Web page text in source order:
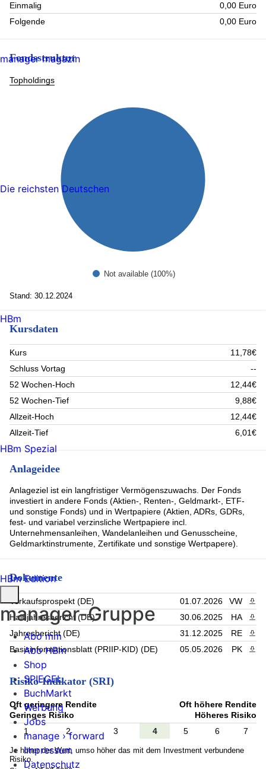
Einmalig
0,00 Euro
Folgende
0,00 Euro
Fondsstruktur
Topholdings
Not available (100%)
Stand: 30.12.2024
Kursdaten
Kurs
11,78€
Schluss Vortag
--
52 Wochen-Hoch
12,44€
52 Wochen-Tief
9,88€
Allzeit-Hoch
12,44€
Allzeit-Tief
6,01€
Anlageidee
Anlageziel ist ein langfristiger Vermögenszuwachs. Der Fonds
investiert in andere Fonds (Aktien-, Renten-, Geldmarkt-, ETF-
und sonstige Fonds) und in Wertpapiere (Aktien, ADRs, GDRs,
fest- und variabel verzinsliche Wertpapiere incl.
Unternehmensanleihen, Wandelanleihen und Genusscheine,
Geldmarktinstrumente, Zertifikate und sonstige Wertpapere).
Dokumente
Verkaufsprospekt (DE) 01.07.2026 VW
Halbjahresbericht (DE)
30.06.2025 HA
Jahresbericht (DE)
31.12.2025 RE
Basisinformationsblatt (PRIIP-KID) (DE)
05.05.2026 PK
Risiko-Indikator (SRI)
Oft geringere Rendite
Geringes Risiko
Oft höhere Rendite
Höheres Risiko
1
2 3 4 5 6 7
Je höher der Wert, umso höher das mit dem Investment verbundene
Risiko.
manager magazin
Die reichsten Deutschen
HBm
HBm Spezial
HBm Edition
manager-Gruppe
Abo mm
Abo HBm
Shop
SPIEGEL
BuchMarkt
Werbung
Jobs
manage › forward
Impressum
Datenschutz